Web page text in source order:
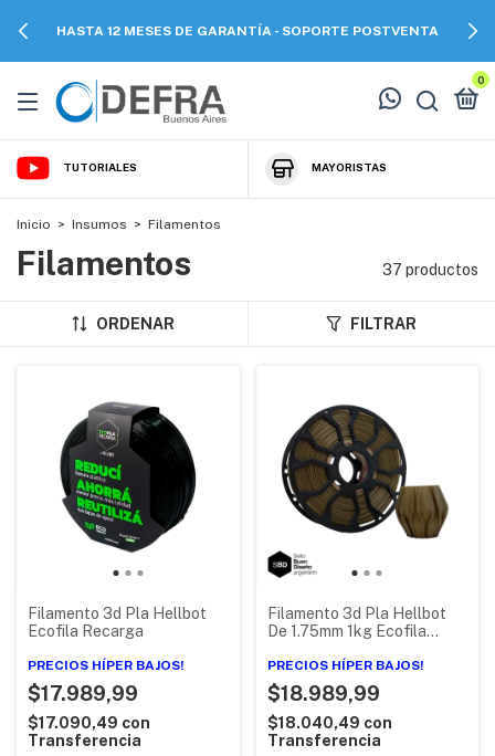
HASTA 12 MESES DE GARANTÍA - SOPORTE POSTVENTA
0
TUTORIALES MAYORISTAS
Inicio > Insumos > Filamentos
Filamentos 37 productos
ORDENAR FILTRAR
Filamento 3d Pla Hellbot
Ecofila Recarga
PRECIOS HÍPER BAJOS!
$17.989,99
$17.090,49 con
Transferencia
Filamento 3d Pla Hellbot
De 1.75mm 1kg Ecofila
PRECIOS HÍPER BAJOS!
$18.989,99
$18.040,49 con
Transferencia